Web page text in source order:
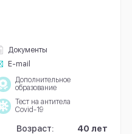
Документы
E-mail
Дополнительное
образование
Тест на антитела
Covid-19
Возраст: 40 лет